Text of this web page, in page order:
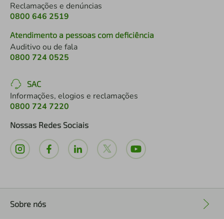
Reclamações e denúncias
0800 646 2519
Atendimento a pessoas com deficiência
Auditivo ou de fala
0800 724 0525
SAC
Informações, elogios e reclamações
0800 724 7220
Nossas Redes Sociais
Sobre nós